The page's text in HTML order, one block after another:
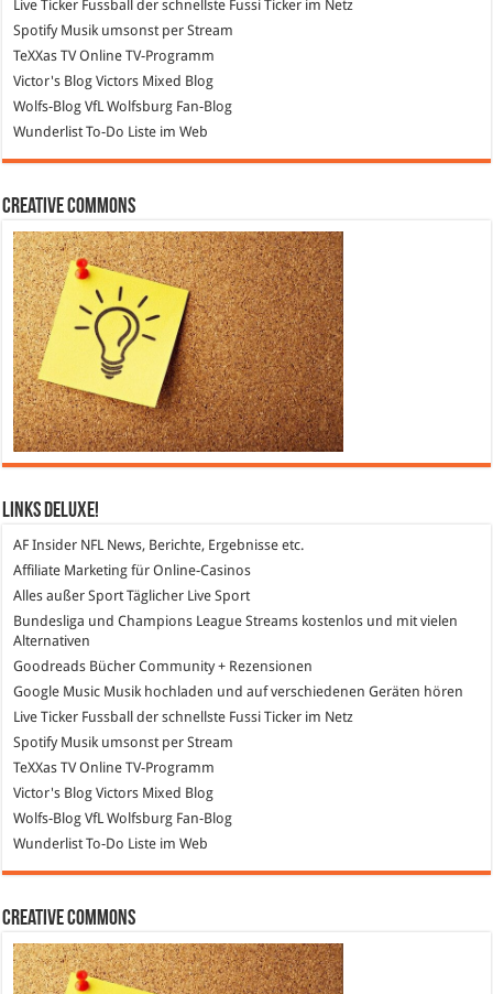
Live Ticker Fussball
der schnellste Fussi Ticker im Netz
SpotifyMusik umsonst per Stream
TeXXas TVOnline TV-Programm
Victor's Blog Victors Mixed Blog
Wolfs-Blog VfL Wolfsburg Fan-Blog
WunderlistTo-Do Liste im Web
Creative Commons
Links DeLuXe!
AF Insider NFL News, Berichte, Ergebnisse etc.
Affiliate Marketing für Online-Casinos
Alles außer Sport Täglicher Live Sport
Bundesliga und Champions League Streams kostenlos und mit vielen
Alternativen
Goodreads Bücher Community + Rezensionen
Google Music Musik hochladen und auf verschiedenen Geräten hören
Live Ticker Fussball
der schnellste Fussi Ticker im Netz
SpotifyMusik umsonst per Stream
TeXXas TVOnline TV-Programm
Victor's Blog Victors Mixed Blog
Wolfs-Blog VfL Wolfsburg Fan-Blog
Wunderlist To-Do Liste im Web
Creative Commons